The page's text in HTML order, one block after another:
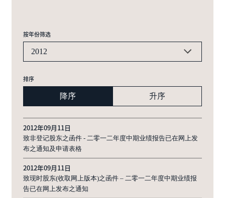
按年份筛选
2012
排序
降序 升序
2012年09月11日
致非登记股东之函件 - 二零一二年度中期业绩报告已在网上发
布之通知及申请表格
2012年09月11日
致现时股东(收取网上版本)之函件 – 二零一二年度中期业绩报
告已在网上发布之通知